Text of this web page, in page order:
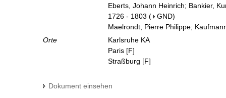
Eberts, Johann Heinrich; Bankier,
1726 - 1803 ( GND)
Maelrondt, Pierre Philippe;
Orte
Karlsruhe KA
Paris [F]
Straßburg [F]
Dokument einsehen